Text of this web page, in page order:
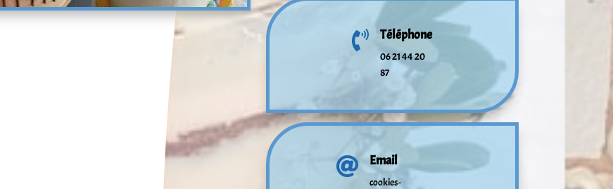
 Téléphone
06 21 44 20
87
 Email
cookies-